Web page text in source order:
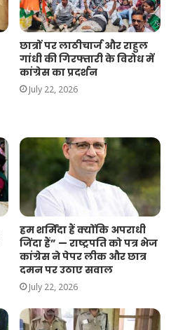
छात्रों पर लाठीचार्ज और राहुल
गांधी की गिरफ्तारी के विरोध में
कांग्रेस का प्रदर्शन
July 22, 2026
हम शर्मिंदा हैं क्योंकि अपराधी
जिंदा हैं” — राष्ट्रपति को पत्र भेज
कांग्रेस ने पेपर लीक और छात्र
दमन पर उठाए सवाल
July 22, 2026